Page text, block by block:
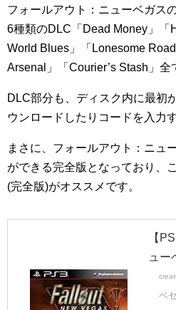
フォールアウト：ニューベガス
6種類のDLC「Dead Money」「
World Blues」「Lonesome
Arsenal」「Courier’s Stash」全
DLC部分も、ディスク内に最初
ウンロードしたりコードを入力
まさに、フォールアウト：ニュ
ができる完全版となっており、
(完全版)がオススメです。
【
ュー
ベ